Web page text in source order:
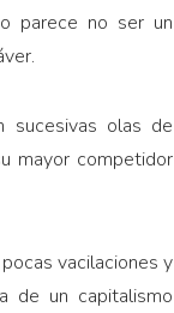
parece no ser un
sucesivas olas de
mayor competidor
vacilaciones y
de un capitalismo